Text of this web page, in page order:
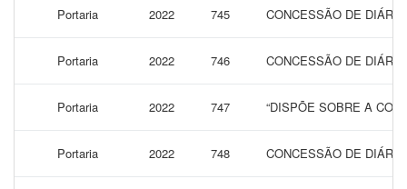
Portaria 2022 745 CONCESSÃO DE
Portaria 2022 746 CONCESSÃO DE
Portaria 2022 747 “DISPÕE SOBRE A
Portaria 2022 748 CONCESSÃO DE